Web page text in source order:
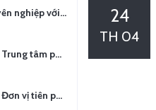
24
TH 04
Làm MV chuyên nghiệp với chi phí tối ưu: nên chọn quay thực tế hay video AI?
YCN MEDIA – Trung tâm phụ kiện quay chụp tại Hà Nội
YCN MEDIA – Đơn vị tiên phong sản xuất hình ảnh & âm thanh bằng AI tại Hà Nội